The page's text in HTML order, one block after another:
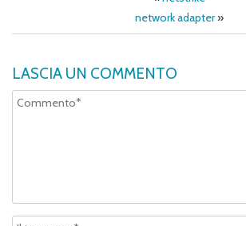
network adapter»
LASCIA UN COMMENTO